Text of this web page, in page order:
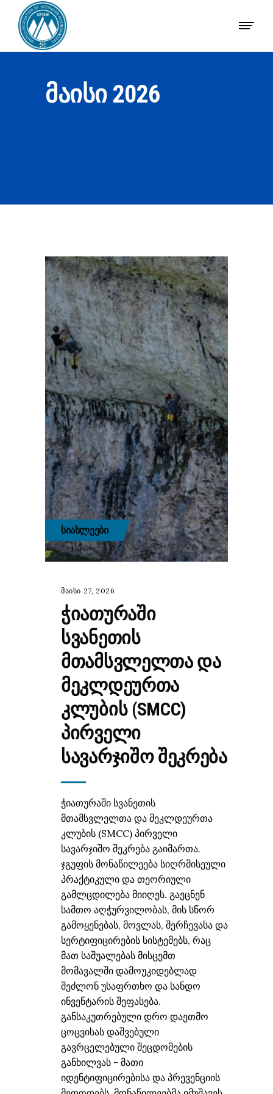
ᲛᲐᲘᲡᲘ 2026
ᲡᲘᲐᲮᲚᲔᲔᲑᲘ
მაისი 27, 2026
ᲭᲘᲐᲗᲣᲠᲐᲨᲘ
ᲡᲕᲐᲜᲔᲗᲘᲡ
ᲛᲗᲐᲛᲡᲕᲚᲔᲚᲗᲐ ᲓᲐ
ᲛᲔᲙᲚᲓᲔᲣᲠᲗᲐ
ᲙᲚᲣᲑᲘᲡ (SMCC)
ᲞᲘᲠᲕᲔᲚᲘ
ᲡᲐᲕᲐᲠᲯᲘᲨᲝ ᲨᲔᲙᲠᲔᲑᲐ
ჭიათურაში სვანეთის
მთამსვლელთა და მეკლდეურთა
კლუბის (SMCC) პირველი
სავარჯიშო შეკრება გაიმართა.
ჯგუფის მონაწილეება სიღრმისეული
პრაქტიკული და თეორიული
გამლცდილება მიიღეს. გაეცნენ
სამთო აღჭურვილობას, მის სწორ
გამოყენებას, მოვლას, შერჩევასა და
სერტიფიცირების სისტემებს, რაც
მათ საშუალებას მისცემთ
მომავალში დამოუკიდებლად
შეძლონ უსაფრთხო და სანდო
ინვენტარის შეფასება.
განსაკუთრებული დრო დაეთმო
ცოცვისას დაშვებული
გავრცელებული შეცდომების
განხილვას - მათი
იდენტიფიცირებისა და პრევენციის